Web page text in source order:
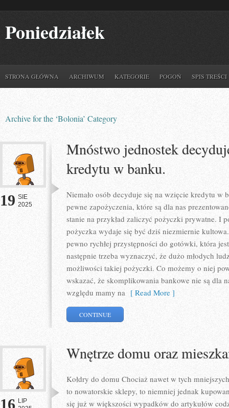
Poniedziałek
STRONA GŁÓWNA ARCHIWUM KATEGORIE POGOŃ SPIS TREŚCI
Archive for the ‘Bolonia’ Category
19 SIE
2025
Mnóstwo jednostek
kredytu w banku.
Niemało osób decyduje się na wzięcie kredytu w
pewne zapożyczenia, które są dla nas
stanie na przykład zaliczyć pożyczki prywatne. I
pożyczka wydaje się być dziś niezmiernie
pewno rychłej przystępności do gotówki, która
następnie trzeba wyznaczyć, że dużo młodych
możliwości takiej pożyczki. Co możemy o niej
wskazać, że skomplikowania bankowe nie są dla
względu mamy na [ Read More ]
CONTINUE
16 LIP
Wnętrze domu oraz
Kołdry do domu Chociaż nawet w tych
to nowatorskie sklepy, to niemniej jednak
się już w większości wypadków do artykułów